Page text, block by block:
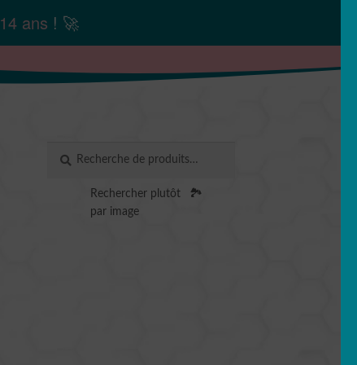
14 ans ! 🚀
pour :
RECHERCHE
Rechercher plutôt
par image
🏞️